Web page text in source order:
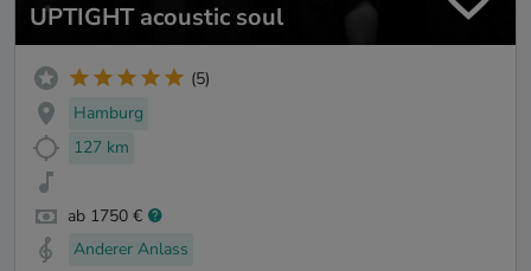
UPTIGHT acoustic soul
(5)
Hamburg
127 km
ab 1750 €
Anderer Anlass